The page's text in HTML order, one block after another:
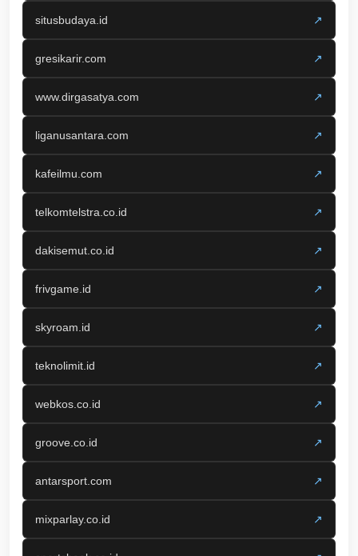
situsbudaya.id ↗
gresikarir.com ↗
www.dirgasatya.com ↗
liganusantara.com ↗
kafeilmu.com ↗
telkomtelstra.co.id ↗
dakisemut.co.id ↗
frivgame.id ↗
skyroam.id ↗
teknolimit.id ↗
webkos.co.id ↗
groove.co.id ↗
antarsport.com ↗
mixparlay.co.id ↗